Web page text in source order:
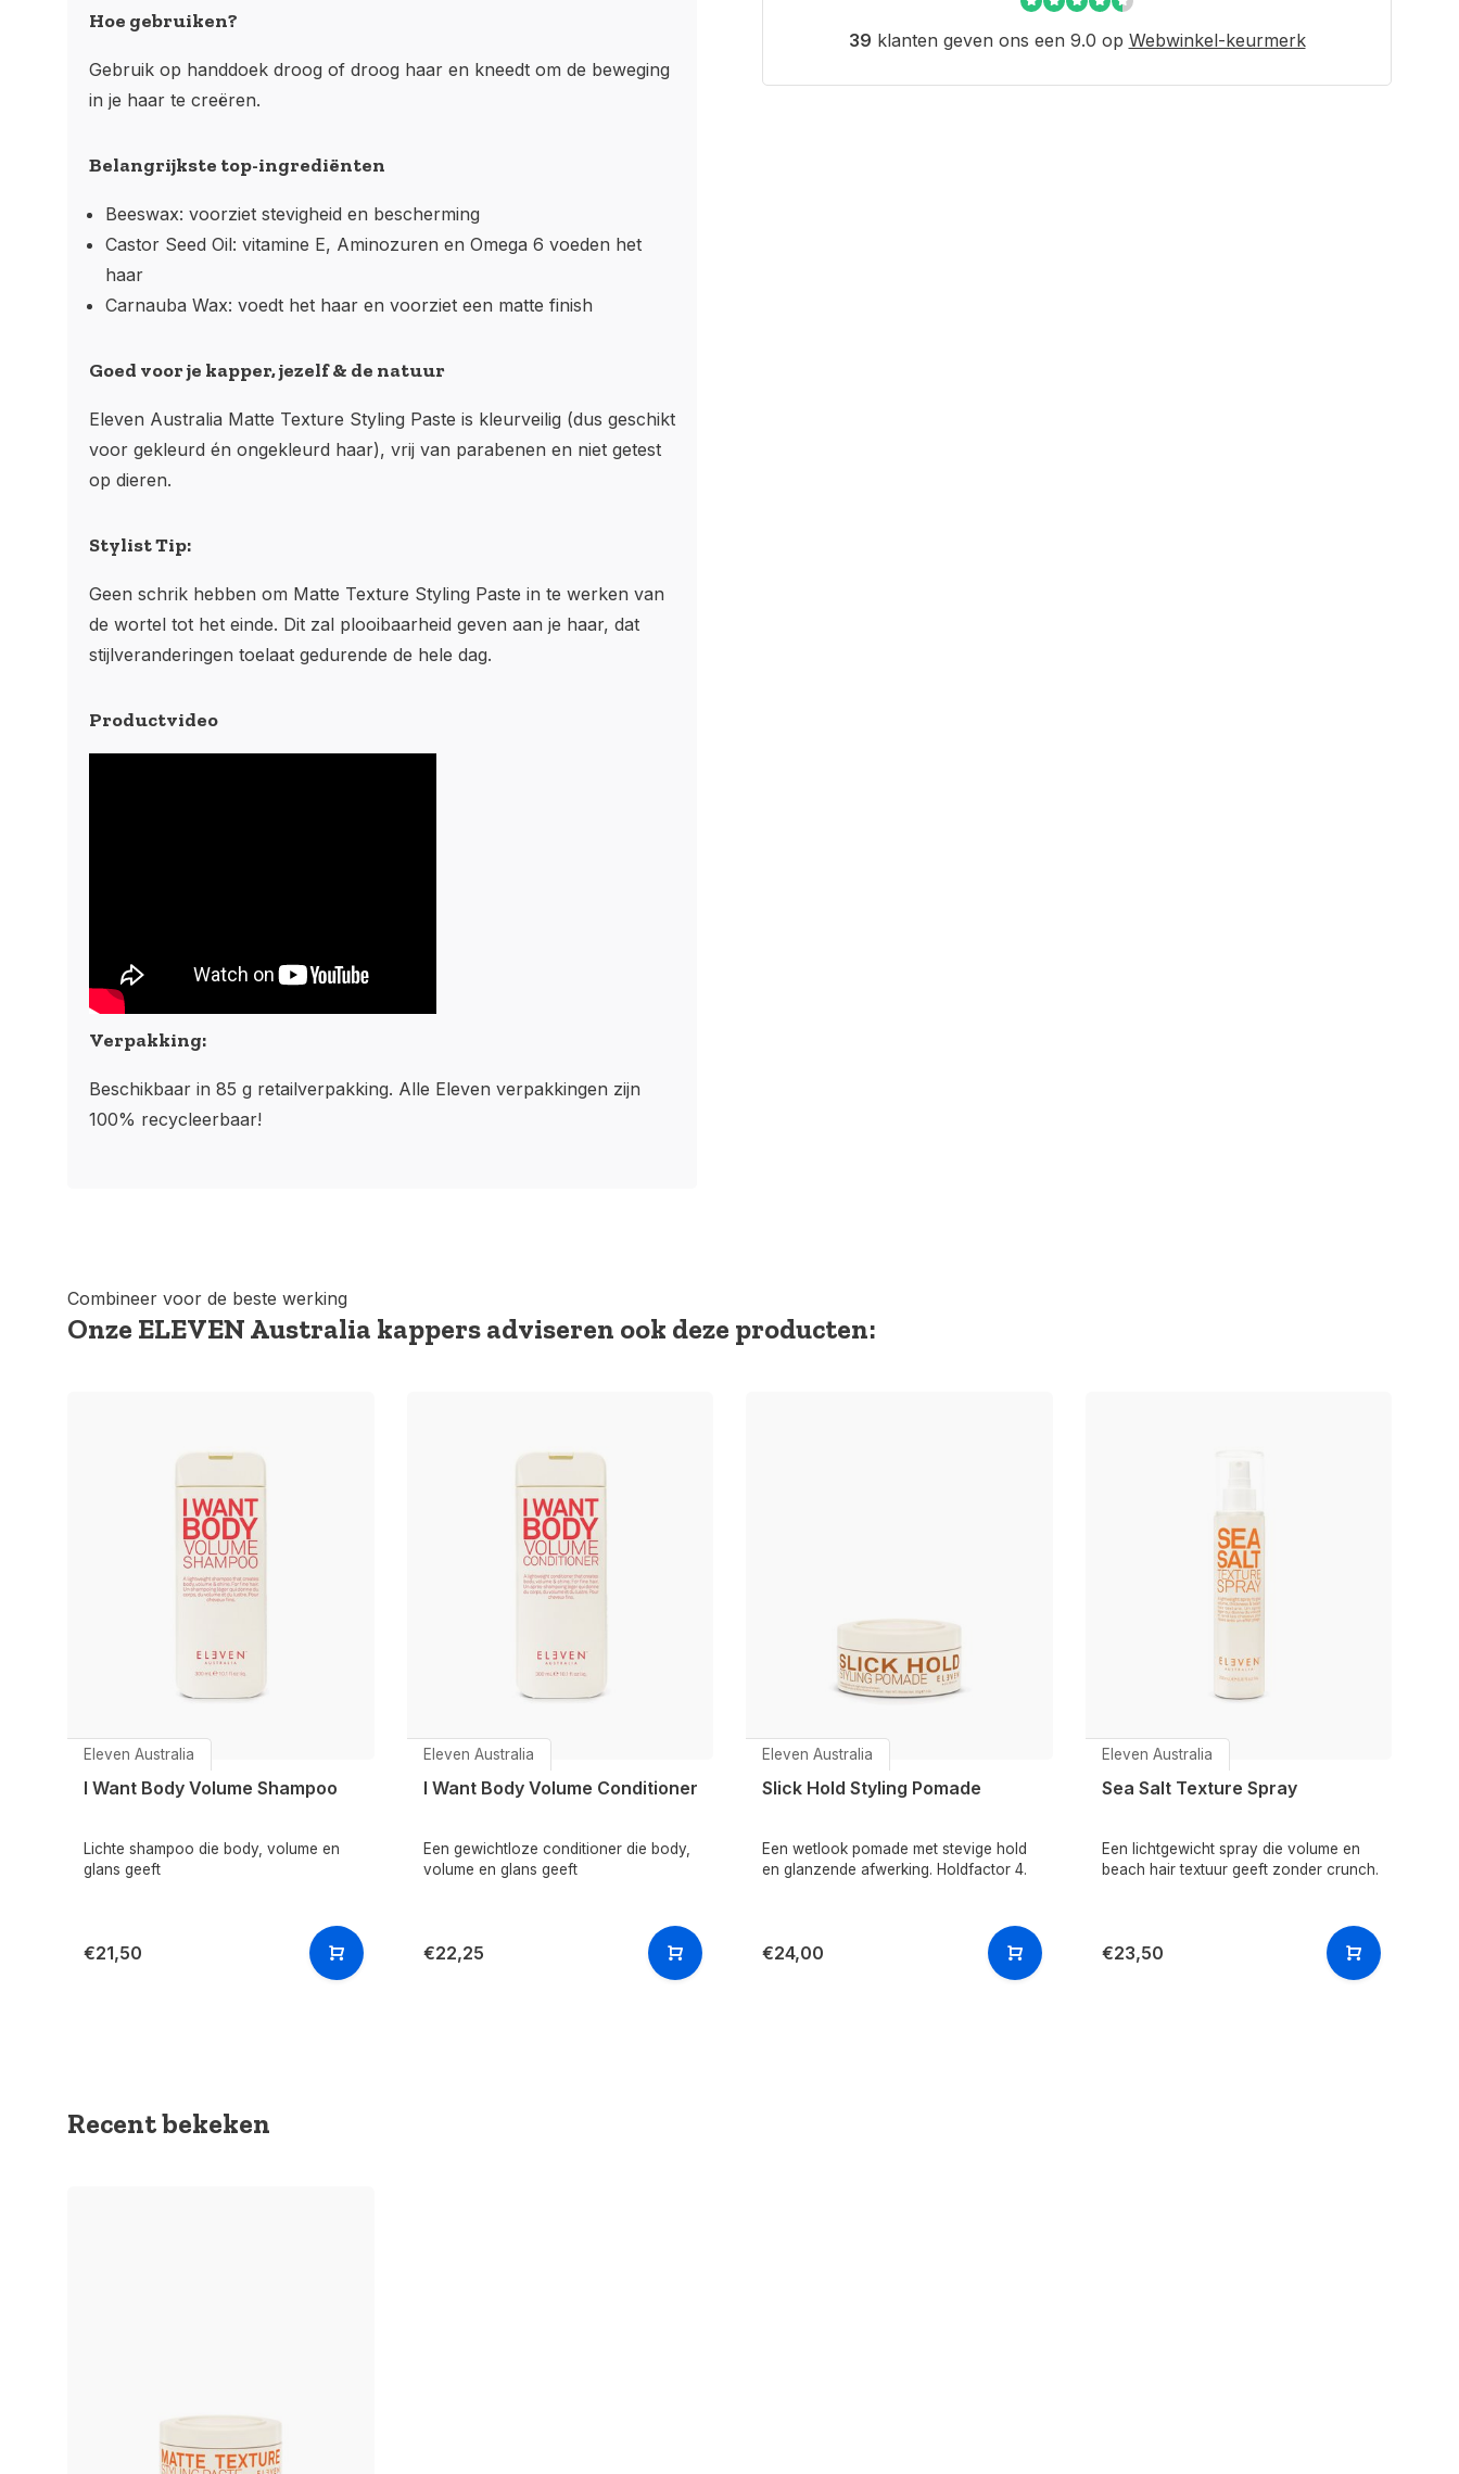
Hoe gebruiken?
Gebruik op handdoek droog of droog haar en kneedt om de beweging
in je haar te creëren.
Belangrijkste top-ingrediënten
Beeswax: voorziet stevigheid en bescherming
Castor Seed Oil: vitamine E, Aminozuren en Omega 6 voeden het
haar
Carnauba Wax: voedt het haar en voorziet een matte finish
Goed voor je kapper, jezelf & de natuur
Eleven Australia Matte Texture Styling Paste is kleurveilig (dus geschikt
voor gekleurd én ongekleurd haar), vrij van parabenen en niet getest
op dieren.
Stylist Tip:
Geen schrik hebben om Matte Texture Styling Paste in te werken van
de wortel tot het einde. Dit zal plooibaarheid geven aan je haar, dat
stijlveranderingen toelaat gedurende de hele dag.
Productvideo
Verpakking:
Beschikbaar in 85 g retailverpakking. Alle Eleven verpakkingen zijn
100% recycleerbaar!
39 klanten geven ons een 9.0 op Webwinkel-keurmerk
Combineer voor de beste werking
Onze ELEVEN Australia kappers adviseren ook deze producten:
Eleven Australia
I Want Body Volume Shampoo
Lichte shampoo die body, volume en
glans geeft
€21,50
Eleven Australia
I Want Body Volume Conditioner
Een gewichtloze conditioner die body,
volume en glans geeft
€22,25
Eleven Australia
Slick Hold Styling Pomade
Een wetlook pomade met stevige hold
en glanzende afwerking. Holdfactor 4.
€24,00
Eleven Australia
Sea Salt Texture Spray
Een lichtgewicht spray die volume en
beach hair textuur geeft zonder crunch.
€23,50
Recent bekeken